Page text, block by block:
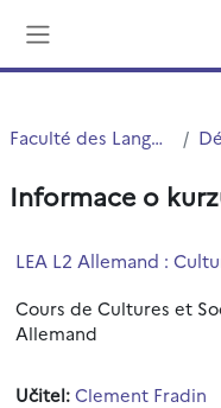
Faculté des Langues Cultures et Sociétés (FLCS)
Informace o
LEA L2 Allemand :
Cours de Cultures et
Allemand
Učitel:Clement Fradin